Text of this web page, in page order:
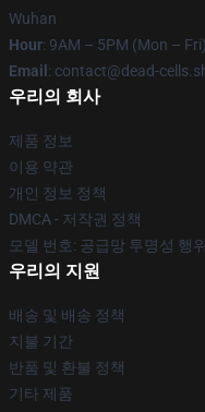
Wuhan
Hour: 9AM – 5PM (Mon – Fri)
Email : contact@dead-
우리의 회사
제품 정보
이용 약관
개인 정보 정책
DMCA - 저작권 정책
모델 번호: 공급망 투명성 행위
우리의 지원
배송 및 배송 정책
지불 기간
반품 및 환불 정책
기타 제품